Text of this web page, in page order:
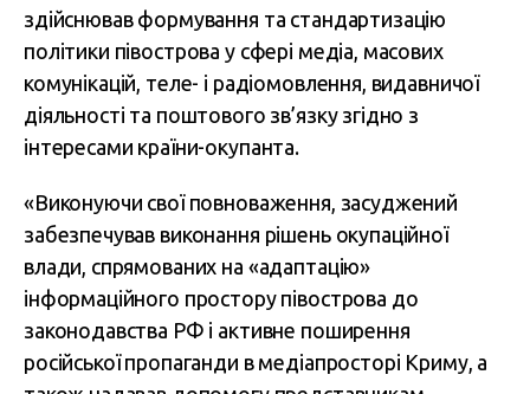
здійснював формування та стандартизацію
політики півострова у сфері медіа, масових
комунікацій, теле- і радіомовлення, видавничої
діяльності та поштового зв’язку згідно з
інтересами країни-окупанта.
«Виконуючи свої повноваження, засуджений
забезпечував виконання рішень окупаційної
влади, спрямованих на «адаптацію»
інформаційного простору півострова до
законодавства РФ і активне поширення
російської пропаганди в медіапросторі Криму, а